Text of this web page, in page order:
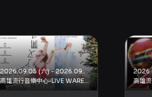
2026.09.05 (六) - 2026.09.18 (五)
高雄流行音樂中心-LIVE WAREHOUSE